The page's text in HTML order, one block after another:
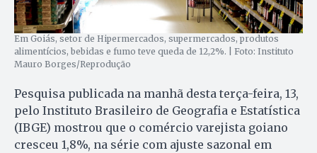
Em Goiás, setor de Hipermercados, supermercados, produtos
alimentícios, bebidas e fumo teve queda de 12,2%. | Foto: Instituto
Mauro Borges/Reprodução
Pesquisa publicada na manhã desta terça-feira, 13,
pelo Instituto Brasileiro de Geografia e Estatística
(IBGE) mostrou que o comércio varejista goiano
cresceu 1,8%, na série com ajuste sazonal em